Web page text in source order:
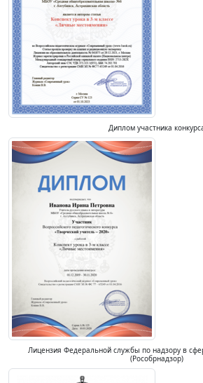
Диплом участника
Лицензия Федеральной службы по надзору в
(Рособрнадзор)